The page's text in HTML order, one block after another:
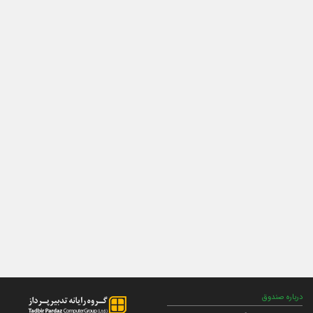
درباره صندوق